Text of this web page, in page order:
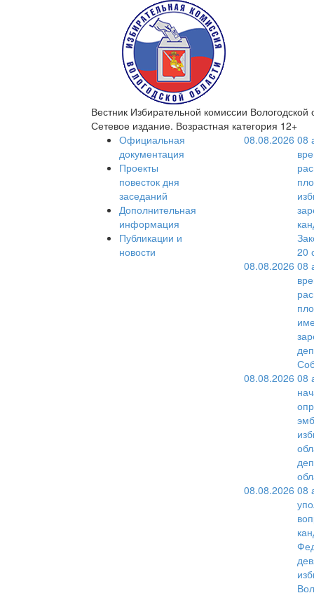
Вестник Избирательной комиссии Вологодской
Сетевое издание. Возрастная категория 12+
Официальная
документация
Проекты
повесток дня
заседаний
Дополнительная
информация
Публикации и
новости
08.08.2026 08
20
08.08.2026 08
08.08.2026 08
08.08.2026 08